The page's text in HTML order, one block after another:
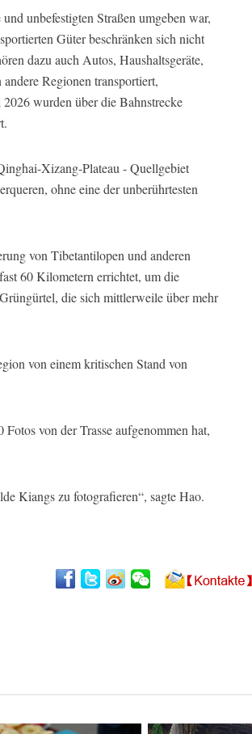
unbefestigten Straßen umgeben war,
Güter beschränken sich nicht
dazu auch Autos, Haushaltsgeräte,
Regionen transportiert,
wurden über die Bahnstrecke
Xizang-Plateau - Quellgebiet
ohne eine der unberührtesten
von Tibetantilopen und anderen
60 Kilometern errichtet, um die
die sich mittlerweile über mehr
von einem kritischen Stand von
von der Trasse aufgenommen hat,
Kiangs zu fotografieren“, sagte Hao.